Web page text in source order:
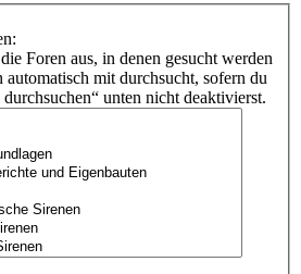
Foren aus, in denen gesucht werden
mit durchsucht, sofern du
unten nicht deaktivierst.